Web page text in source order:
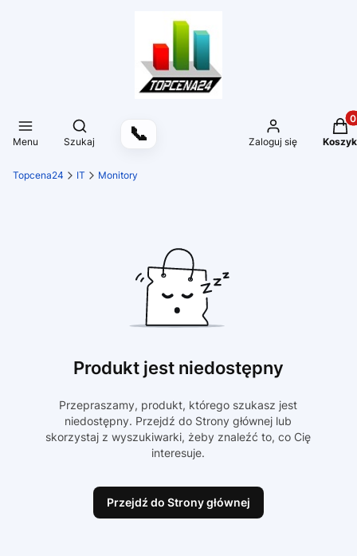
Menu
Otwórz wyszukiwarkę
Szukaj 📞 Zaloguj się Koszyk
Topcena24 IT Monitory
Produkt jest niedostępny
Przepraszamy, produkt, którego szukasz jest
niedostępny. Przejdź do Strony głównej lub
skorzystaj z wyszukiwarki, żeby znaleźć to, co Cię
interesuje.
Przejdź do Strony głównej